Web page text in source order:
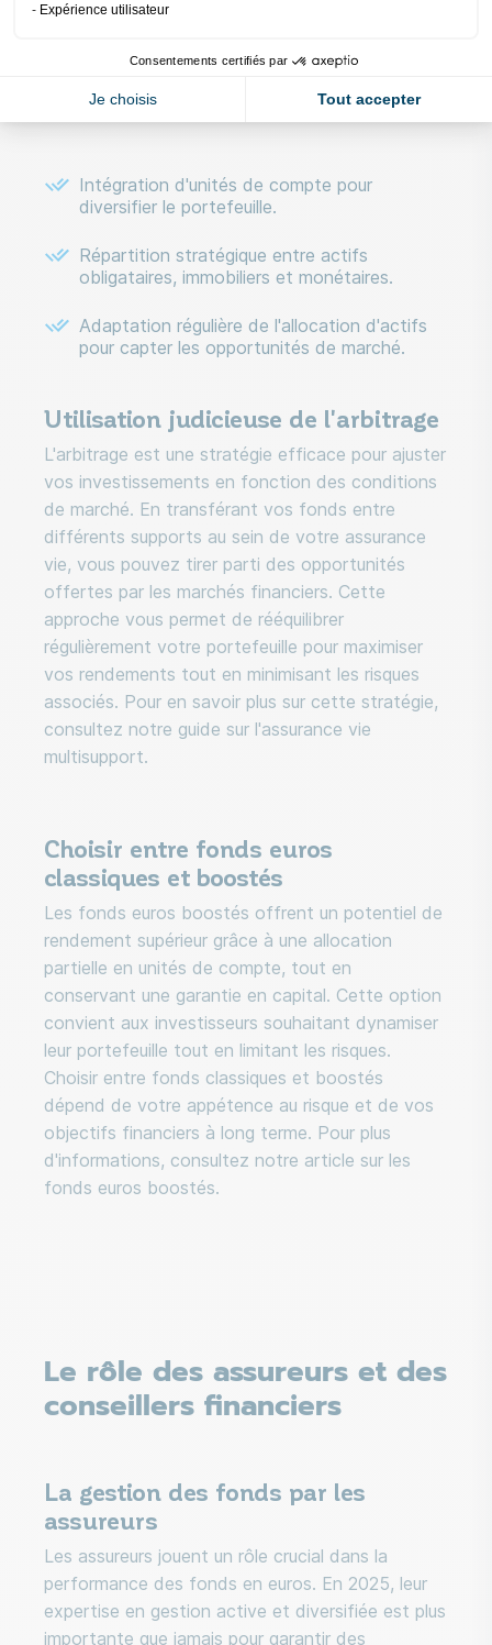
Expérience utilisateur
Consentements certifiés par
Je choisis Tout accepter
et monétaires, ainsi qu’une adaptation régulière
opportunités de marché tout en sécurisant vos
gains.
Intégration d'unités de compte pour
diversifier le portefeuille.
Répartition stratégique entre actifs
obligataires, immobiliers et monétaires.
Adaptation régulière de l'allocation d'actifs
pour capter les opportunités de marché.
Utilisation judicieuse de l'arbitrage
L'arbitrage est une stratégie efficace pour ajuster
vos investissements en fonction des conditions
de marché. En transférant vos fonds entre
différents supports au sein de votre assurance
vie, vous pouvez tirer parti des opportunités
offertes par les marchés financiers. Cette
approche vous permet de rééquilibrer
régulièrement votre portefeuille pour maximiser
vos rendements tout en minimisant les risques
associés. Pour en savoir plus sur cette stratégie,
consultez notre guide sur l'assurance vie
multisupport.
Choisir entre fonds euros
classiques et boostés
Les fonds euros boostés offrent un potentiel de
rendement supérieur grâce à une allocation
partielle en unités de compte, tout en
conservant une garantie en capital. Cette option
convient aux investisseurs souhaitant dynamiser
leur portefeuille tout en limitant les risques.
Choisir entre fonds classiques et boostés
dépend de votre appétence au risque et de vos
objectifs financiers à long terme. Pour plus
d'informations, consultez notre article sur les
fonds euros boostés.
Le rôle des assureurs et des
conseillers financiers
La gestion des fonds par les
assureurs
Les assureurs jouent un rôle crucial dans la
performance des fonds en euros. En 2025, leur
expertise en gestion active et diversifiée est plus
importante que jamais pour garantir des